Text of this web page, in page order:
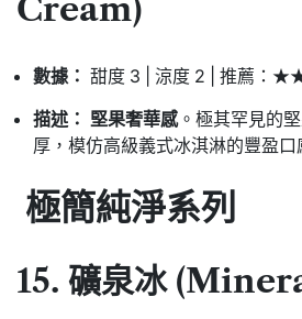
Cream)
數據： 甜度 3 | 涼度 2 | 推薦
描述： 堅果奢華感。極其罕見的
厚，模仿高級義式冰淇淋的豐盈口
極簡純淨系列
15. 礦泉冰